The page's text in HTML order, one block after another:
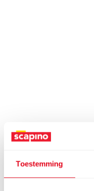
Toestemming